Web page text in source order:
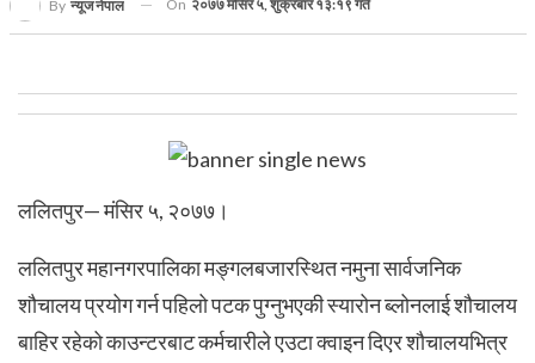
By न्यूज नेपाल On २०७७ मंसिर ५, शुक्रबार १३:१९ गते
ललितपुर— मंसिर ५, २०७७।
ललितपुर महानगरपालिका मङ्गलबजारस्थित नमुना सार्वजनिक
शौचालय प्रयोग गर्न पहिलो पटक पुग्नुभएकी स्यारोन ब्लोनलाई शौचालय
बाहिर रहेको काउन्टरबाट कर्मचारीले एउटा क्वाइन दिएर शौचालयभित्र